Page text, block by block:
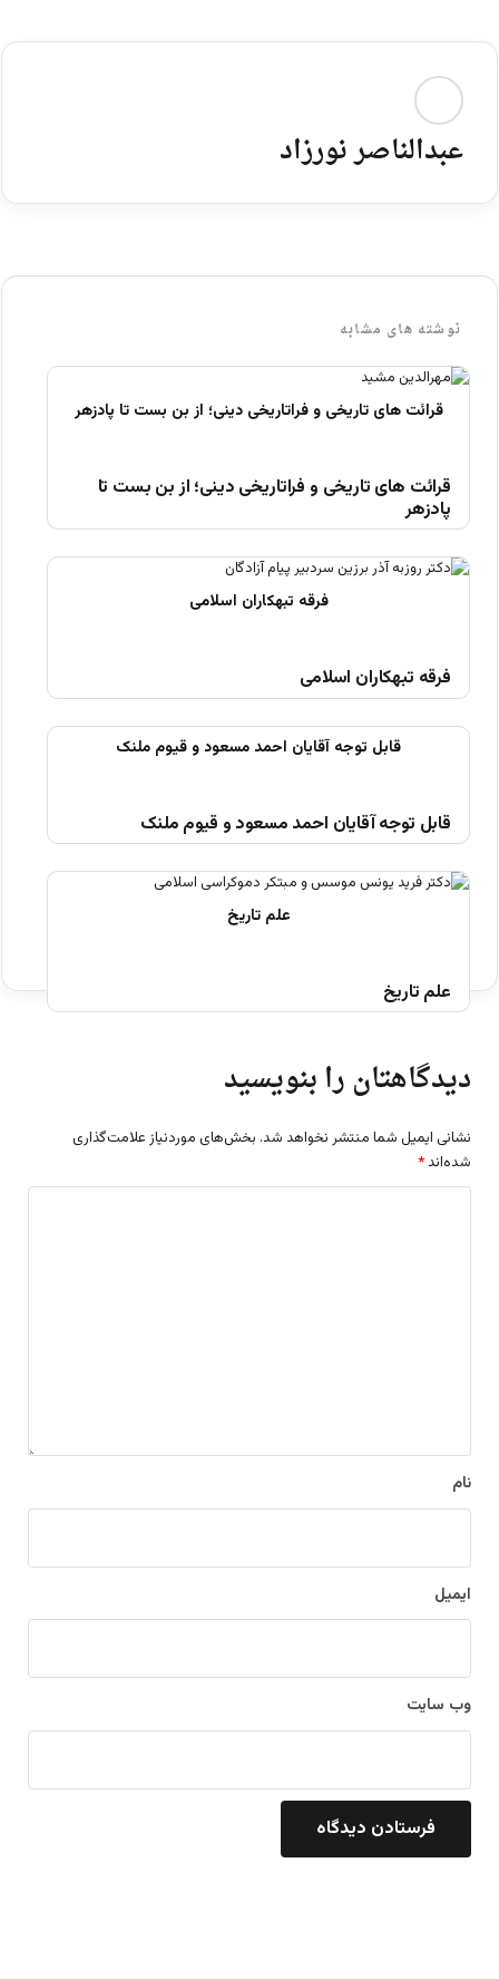
عبدالناصر نورزاد
نوشته های مشابه
قرائت های تاریخی و فراتاریخی دینی؛ از بن بست تا
پادزهر
فرقه تبهکاران اسلامی
قابل توجه آقایان احمد مسعود و قیوم ملنک
علم تاریخ
دیدگاهتان را بنویسید
نشانی ایمیل شما منتشر نخواهد شد. بخش‌های موردنیاز علامت‌گذاری
شده‌اند *
نام
ایمیل
وب‌ سایت